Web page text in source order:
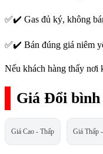
✅✔️ Gas đủ ký, không
✅✔️ Bán đúng giá niêm
Nếu khách hàng thấy nơi
Giá Đổi bình
Giá Cao - Thấp Giá Thấp